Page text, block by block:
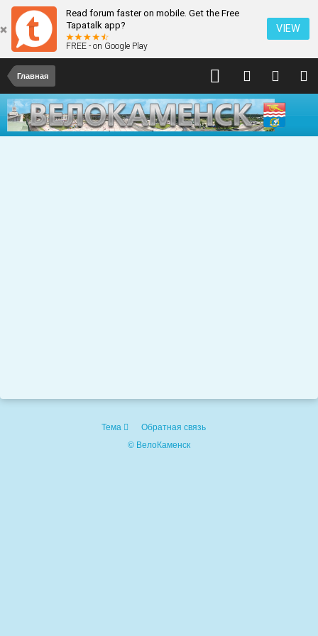
Read forum faster on mobile. Get the Free
Tapatalk app?
FREE - on Google Play
VIEW
Главная
Тема
Обратная связь
© ВелоКаменск